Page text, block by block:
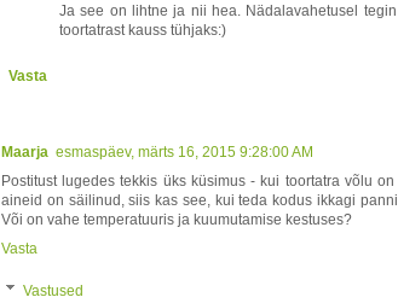
Ja see on lihtne ja nii hea. Nädalavahetusel
toortatrast kauss tühjaks:)
Vasta
Maarja esmaspäev, märts 16, 2015 9:28:00 AM
Postitust lugedes tekkis üks küsimus - kui toortatra võlu
aineid on säilinud, siis kas see, kui teda kodus ikkagi
Või on vahe temperatuuris ja kuumutamise kestuses?
Vasta
Vastused